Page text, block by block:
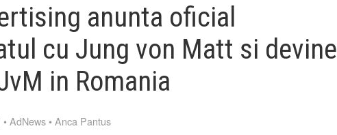
anunta oficial
cu Jung von Matt si devine
in Romania
•AdNews •Anca Pantus